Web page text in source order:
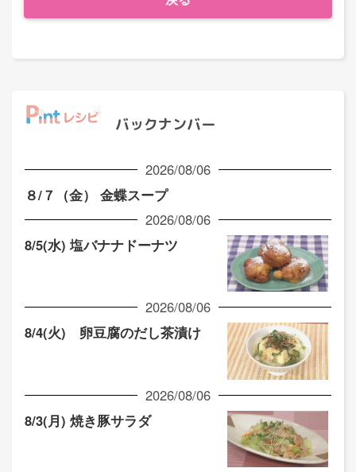
バックナンバー
2026/08/06
８/７（金） 金蝶スープ
2026/08/06
8/5(水) 塩バナナドーナツ
2026/08/06
8/4(火) 卵豆腐のだし茶漬け
2026/08/06
8/3(月) 焼き豚サラダ